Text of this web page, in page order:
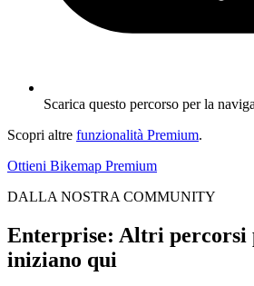
Scarica questo percorso per la
Scopri altre funzionalità Premium.
Ottieni Bikemap Premium
DALLA NOSTRA COMMUNITY
Enterprise: Altri percorsi
iniziano qui